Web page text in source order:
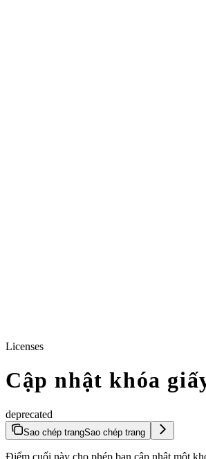
Licenses
Cập nhật khóa
deprecated
Sao chép trangSao chép trang
Điểm cuối này cho phép bạn cập nhật một